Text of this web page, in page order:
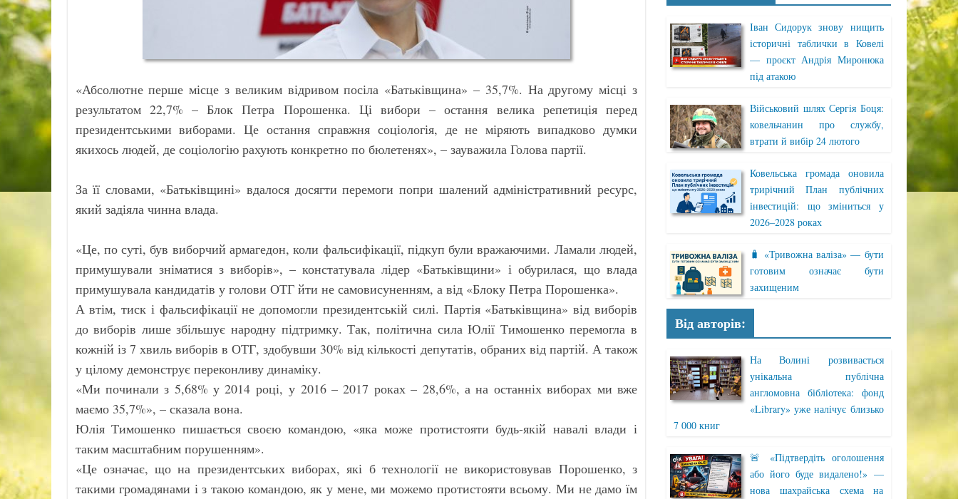
«Абсолютне перше місце з великим відривом посіла «Батьківщина» – 35,7%. На другому місці з
результатом 22,7% – Блок Петра Порошенка. Ці вибори – остання велика репетиція перед
президентськими виборами. Це остання справжня соціологія, де не міряють випадково думки
якихось людей, де соціологію рахують конкретно по бюлетенях», – зауважила Голова партії.
За її словами, «Батьківщині» вдалося досягти перемоги попри шалений адміністративний ресурс,
який задіяла чинна влада.
«Це, по суті, був виборчий армагедон, коли фальсифікації, підкуп були вражаючими. Ламали людей,
примушували зніматися з виборів», – констатувала лідер «Батьківщини» і обурилася, що влада
примушувала кандидатів у голови ОТГ йти не самовисуненням, а від «Блоку Петра Порошенка».
А втім, тиск і фальсифікації не допомогли президентській силі. Партія «Батьківщина» від виборів
до виборів лише збільшує народну підтримку. Так, політична сила Юлії Тимошенко перемогла в
кожній із 7 хвиль виборів в ОТГ, здобувши 30% від кількості депутатів, обраних від партій. А також
у цілому демонструє переконливу динаміку.
«Ми починали з 5,68% у 2014 році, у 2016 – 2017 роках – 28,6%, а на останніх виборах ми вже
маємо 35,7%», – сказала вона.
Юлія Тимошенко пишається своєю командою, «яка може протистояти будь-якій навалі влади і
таким масштабним порушенням».
«Це означає, що на президентських виборах, які б технології не використовував Порошенко, з
такими громадянами і з такою командою, як у мене, ми можемо протистояти всьому. Ми не дамо їм
Іван Сидорук знову нищить
історичні таблички в Ковелі
— проєкт Андрія Миронюка
під атакою
Військовий шлях Сергія Боця:
ковельчанин про службу,
втрати й вибір 24 лютого
Ковельська громада оновила
трирічний План публічних
інвестицій: що зміниться у
2026–2028 роках
🧳 «Тривожна валіза» — бути
готовим означає бути
захищеним
Від авторів:
На Волині розвивається
унікальна публічна
англомовна бібліотека: фонд
«Library» уже налічує близько
7 000 книг
🚨 «Підтвердіть оголошення
або його буде видалено!» —
нова шахрайська схема на